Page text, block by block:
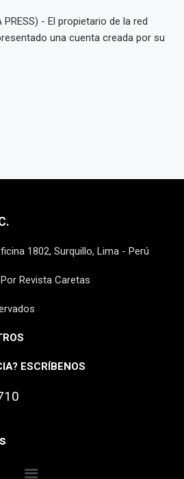
PRESS) - El propietario de la red
una cuenta creada por su
1802, Surquillo, Lima - Perú
Revista Caretas
ESCRÍBENOS